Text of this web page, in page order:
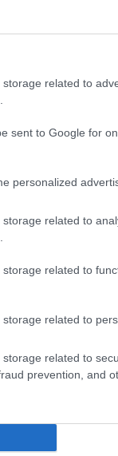
related to
sent to Google for
personalized
related to
related to
related to
related to
prevention, and
már nem...
Wi...
fejl...
2019-es
a
az MSZP és a
aki a Momentum
köztük a
"Azzal, hogy
egri